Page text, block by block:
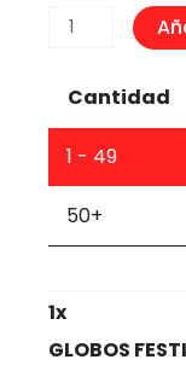
GLOBOS
"HALLOWEEN"
5PCS
cantidad
Cantidad
1 - 49
50+
1x
GLOBOS